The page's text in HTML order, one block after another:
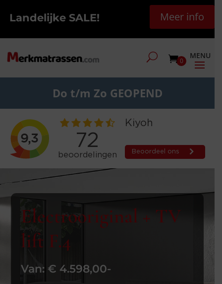
Landelijke SALE! Meer info
0
Do t/m Zo GEOPEND
Electrooriginal + TV
lift F.4
Van: € 4.598,00-